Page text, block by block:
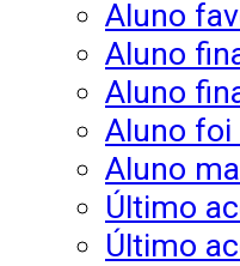
Aluno
Aluno
Aluno
Aluno foi
Aluno
Último
Último